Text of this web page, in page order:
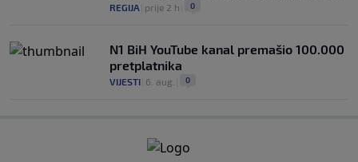
REGIJA prije 2 h 0
N1 BiH YouTube kanal premašio 100.000
pretplatnika
VIJESTI 6. aug. 0